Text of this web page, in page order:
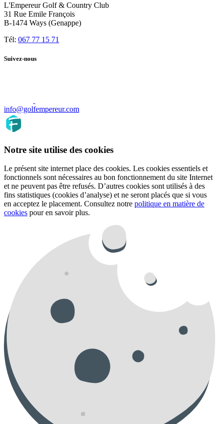
L'Empereur Golf & Country Club
31 Rue Emile François
B-1474 Ways (Genappe)
Tél: 067 77 15 71
Suivez-nous
info@golfempereur.com
Notre site utilise des cookies
Le présent site internet place des cookies. Les cookies essentiels et
fonctionnels sont nécessaires au bon fonctionnement du site Internet
et ne peuvent pas être refusés. D’autres cookies sont utilisés à des
fins statistiques (cookies d’analyse) et ne seront placés que si vous
en acceptez le placement. Consultez notre politique en matière de
cookies pour en savoir plus.